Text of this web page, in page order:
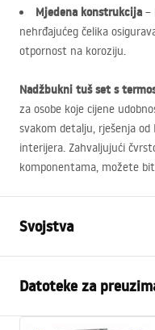
Mjedena konstrukcija –
nehrđajućeg čelika
otpornost na koroziju.
Nadžbukni tuš set s
za osobe koje cijene
svakom detalju, rješenja od
interijera. Zahvaljujući
komponentama, možete
Svojstva
Materijal
Vrsta slavine
Datoteke za